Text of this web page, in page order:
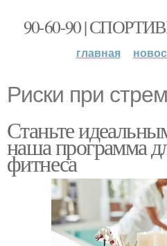
90-60-90 |
главная
Риски при
Станьте
наша программа
фитнеса